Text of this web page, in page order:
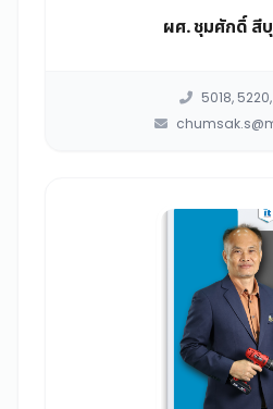
ผศ. ชุมศักดิ์ สี
5018,